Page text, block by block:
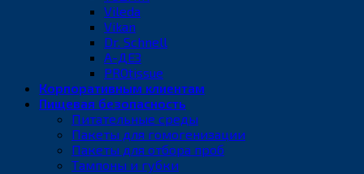
Vileda
Vikan
Dr. Schnell
А-ДЕЗ
PROtissue
Корпоративным клиентам
Пищевая безопасность
Питательные среды
Пакеты для гомогенизации
Пакеты для отбора проб
Тампоны и губки